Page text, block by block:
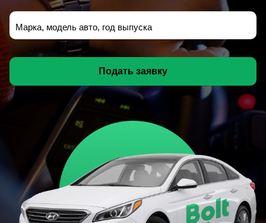
Марка, модель авто, год выпуска
Подать заявку